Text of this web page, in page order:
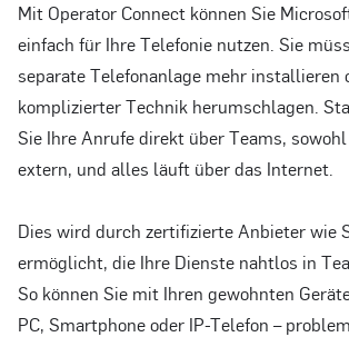
Mit Operator Connect können Sie
einfach für Ihre Telefonie nutzen. Sie
separate Telefonanlage mehr installieren
komplizierter Technik herumschlagen.
Sie Ihre Anrufe direkt über Teams,
extern, und alles läuft über das Internet.
Dies wird durch zertifizierte Anbieter wie
ermöglicht, die Ihre Dienste nahtlos in
So können Sie mit Ihren gewohnten
PC, Smartphone oder IP-Telefon –